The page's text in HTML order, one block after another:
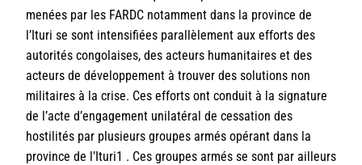
menées par les FARDC notamment dans la province de
l’Ituri se sont intensifiées parallèlement aux efforts des
autorités congolaises, des acteurs humanitaires et des
acteurs de développement à trouver des solutions non
militaires à la crise. Ces efforts ont conduit à la signature
de l’acte d’engagement unilatéral de cessation des
hostilités par plusieurs groupes armés opérant dans la
province de l’Ituri1 . Ces groupes armés se sont par ailleurs